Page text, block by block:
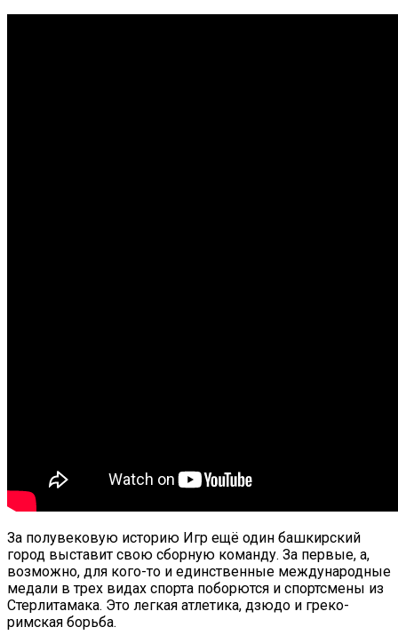
За полувековую историю Игр ещё один башкирский
город выставит свою сборную команду. За первые, а,
возможно, для кого-то и единственные международные
медали в трех видах спорта поборются и спортсмены из
Стерлитамака. Это легкая атлетика, дзюдо и греко-
римская борьба.